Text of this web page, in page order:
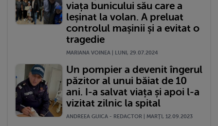
viața bunicului său care a
leșinat la volan. A preluat
controlul mașinii și a evitat o
tragedie
MARIANA VOINEA | LUNI, 29.07.2024
Un pompier a devenit îngerul
păzitor al unui băiat de 10
ani. I-a salvat viața și apoi l-a
vizitat zilnic la spital
ANDREEA GUICA - REDACTOR | MARŢI, 12.09.2023